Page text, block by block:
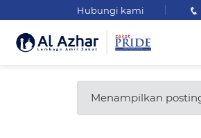
Hubungi kami
Menampilkan